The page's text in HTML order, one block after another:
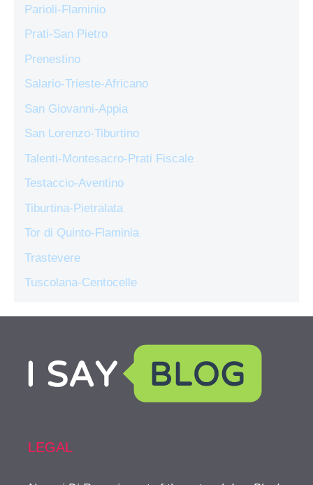
Parioli-Flaminio
Prati-San Pietro
Prenestino
Salario-Trieste-Africano
San Giovanni-Appia
San Lorenzo-Tiburtino
Talenti-Montesacro-Prati Fiscale
Testaccio-Aventino
Tiburtina-Pietralata
Tor di Quinto-Flaminia
Trastevere
Tuscolana-Centocelle
LEGAL